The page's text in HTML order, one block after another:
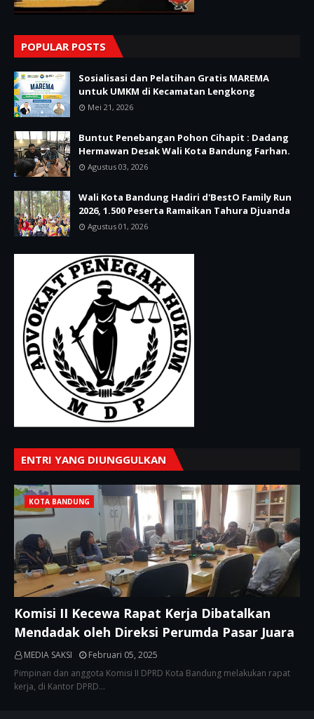
POPULAR POSTS
Sosialisasi dan Pelatihan Gratis MAREMA
untuk UMKM di Kecamatan Lengkong
Mei 21, 2026
Buntut Penebangan Pohon Cihapit : Dadang
Hermawan Desak Wali Kota Bandung Farhan.
Agustus 03, 2026
Wali Kota Bandung Hadiri d'BestO Family Run
2026, 1.500 Peserta Ramaikan Tahura Djuanda
Agustus 01, 2026
ENTRI YANG DIUNGGULKAN
KOTA BANDUNG
Komisi II Kecewa Rapat Kerja Dibatalkan
Mendadak oleh Direksi Perumda Pasar Juara
MEDIA SAKSI
Februari 05, 2025
Pimpinan dan anggota Komisi II DPRD Kota Bandung melakukan rapat
kerja, di Kantor DPRD…